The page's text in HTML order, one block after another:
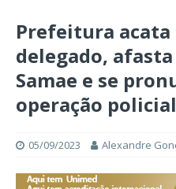
Prefeitura acata
delegado,
Samae e se
operação
05/09/2023 Alexandre